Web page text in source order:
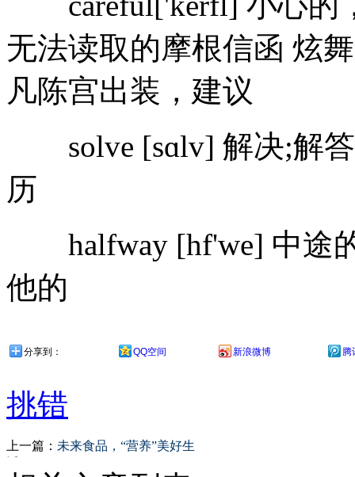
无法读取的摩根信函 炫
凡陈宫出装，建议
solve [sɑlv] 解决;解答
历
halfway [hf'we] 中途的
他的
分享到： QQ空间 新浪微博 腾
挑错
上一篇： 未来食品，“营养”美好生